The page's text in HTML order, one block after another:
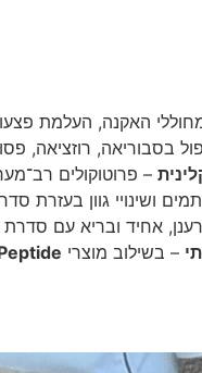
האקנה, העלמת
בסבוריאה, רוזציאה,
– פרוטוקולים
ושינויי גוון בעזרת
אחיד ובריא עם סדרת
– בשילוב מוצרי